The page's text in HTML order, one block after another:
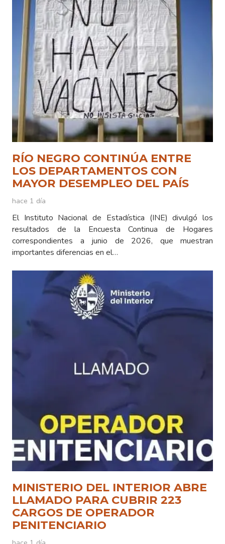
RÍO NEGRO CONTINÚA ENTRE
LOS DEPARTAMENTOS CON
MAYOR DESEMPLEO DEL PAÍS
hace 1 día
El Instituto Nacional de Estadística (INE) divulgó los
resultados de la Encuesta Continua de Hogares
correspondientes a junio de 2026, que muestran
importantes diferencias en el…
MINISTERIO DEL INTERIOR ABRE
LLAMADO PARA CUBRIR 223
CARGOS DE OPERADOR
PENITENCIARIO